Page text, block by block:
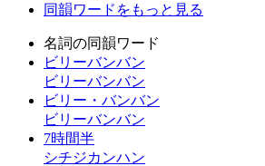
同韻ワードをもっと見る
名詞の同韻ワード
ビリーバンバン
ビリーバンバン
ビリー・バンバン
ビリーバンバン
7時間半
シチジカンハン